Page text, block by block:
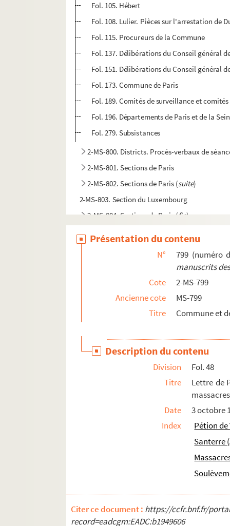
Fol. 105. Hébert
Fol. 108. Lulier. Pièces sur l'arrestation de
Fol. 115. Procureurs de la Commune
Fol. 137. Délibérations du Conseil général
Fol. 151. Délibérations du Conseil général
Fol. 173. Commune de Paris
Fol. 189. Comités de surveillance et
Fol. 196. Départements de Paris et de la
Fol. 279. Subsistances
2-MS-800. Districts. Procès-verbaux de
2-MS-801. Sections de Paris
2-MS-802. Sections de Paris (suite)
2-MS-803. Section du Luxembourg
2-MS-804. Sections de Paris (fin)
). Divers
2-MS-809. Divers
2-MS-810. Personnages de l'époque
2-MS-812. Vignettes. Députés de Paris à
2-MS-813. Députés de Paris à la
Présentation du contenu
N°
799 (numéro
manuscrits
Cote
2-MS-799
Ancienne cote
MS-799
Titre
Commune et
Description du contenu
Division
Fol. 48
Titre
Lettre de
massacres
Date
3 octobre
Index
Pétion
Santerre
Citer ce document : https://ccfr.bnf.fr/
record=eadcgm:EADC:b1949606